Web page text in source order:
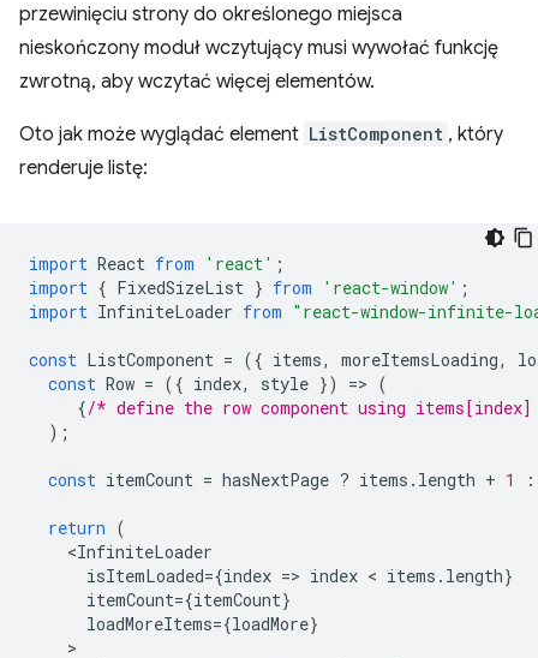
przewinięciu strony do określonego miejsca
nieskończony moduł wczytujący musi wywołać funkcję
zwrotną, aby wczytać więcej elementów.
Oto jak może wyglądać element ListComponent , który
renderuje listę:
import React from 'react' ;
import { FixedSizeList } from 'react-window' ;
import InfiniteLoader from "react-window-infinite-
const ListComponent = ({ items, moreItemsLoading,
const Row = ({ index, style }) => (
{/* define the row component using
);
const itemCount = hasNextPage ? items . length + 1 :
return (
<InfiniteLoader
isItemLoaded={index => index < items . length}
itemCount={itemCount}
loadMoreItems={loadMore}